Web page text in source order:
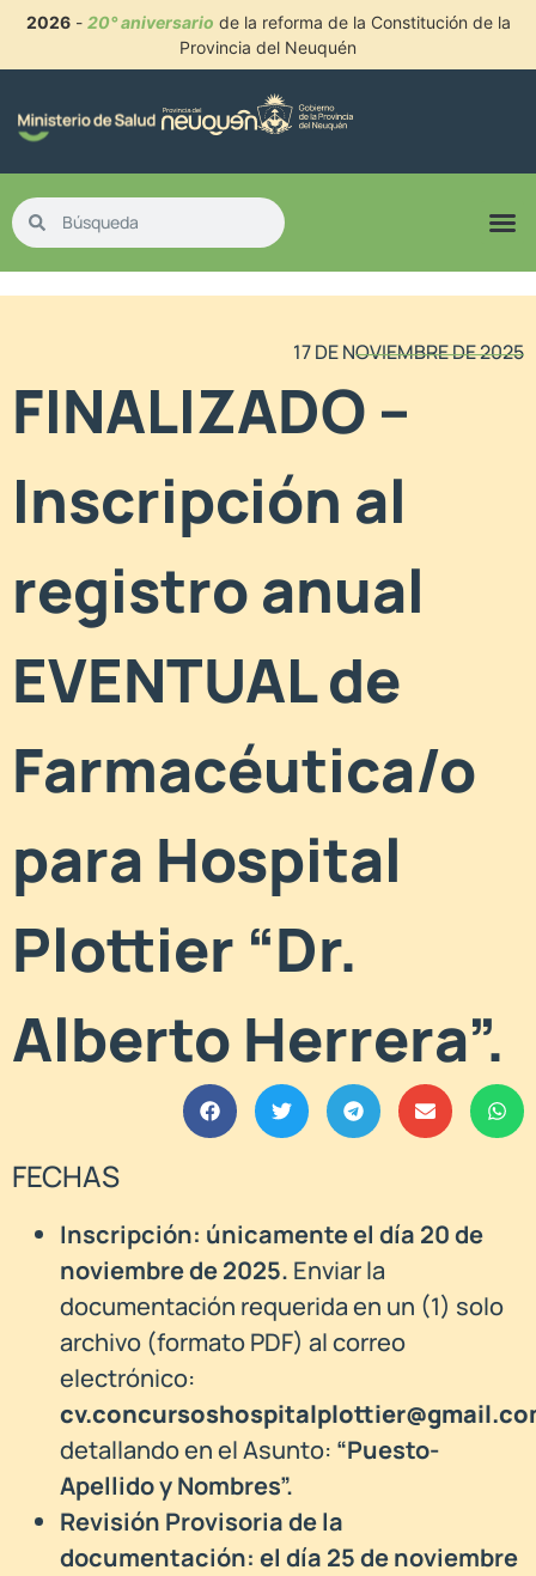
2026- 20° aniversario de la reforma de la Constitución de la
Provincia del Neuquén
17 DE NOVIEMBRE DE 2025
FINALIZADO –
Inscripción al
registro anual
EVENTUAL de
Farmacéutica/o
para Hospital
Plottier “Dr.
Alberto Herrera”.
FECHAS
Inscripción: únicamente el día 20 de
noviembre de 2025. Enviar la
documentación requerida en un (1) solo
archivo (formato PDF) al correo
electrónico:
detallando en el Asunto: “Puesto-
Apellido y Nombres”.
Revisión Provisoria de la
documentación: el día 25 de noviembre